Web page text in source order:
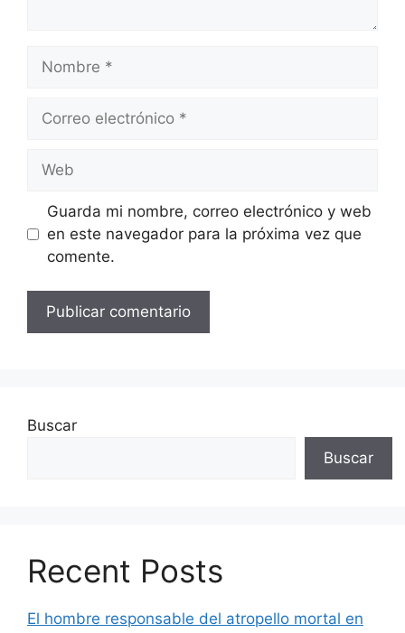
electrónico
Guarda mi nombre, correo electrónico y web
en este navegador para la próxima vez que
comente.
Buscar
Buscar
Recent Posts
El hombre responsable del atropello mortal en